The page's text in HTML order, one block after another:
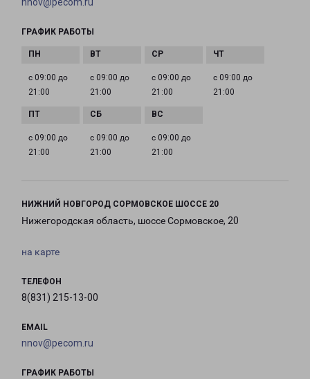
nnov@pecom.ru
ГРАФИК РАБОТЫ
с 09:00 до
21:00
с 09:00 до
21:00
с 09:00 до
21:00
с 09:00 до
21:00
с 09:00 до
21:00
с 09:00 до
21:00
с 09:00 до
21:00
НИЖНИЙ НОВГОРОД СОРМОВСКОЕ ШОССЕ 20
Нижегородская область, шоссе Сормовское, 20
на карте
ТЕЛЕФОН
8(831) 215-13-00
EMAIL
nnov@pecom.ru
ГРАФИК РАБОТЫ